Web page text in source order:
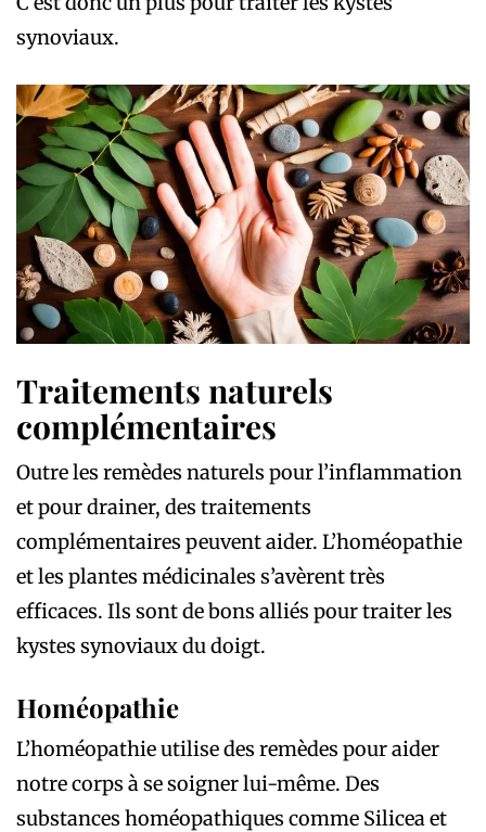
synoviaux.
Traitements naturels
complémentaires
Outre les remèdes naturels pour l’inflammation
et pour drainer, des traitements
complémentaires peuvent aider. L’homéopathie
et les plantes médicinales s’avèrent très
efficaces. Ils sont de bons alliés pour traiter les
kystes synoviaux du doigt.
Homéopathie
L’homéopathie utilise des remèdes pour aider
notre corps à se soigner lui-même. Des
substances homéopathiques comme Silicea et